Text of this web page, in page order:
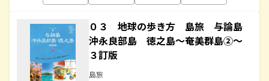
０３ 地球の歩き方 島旅 与論島
沖永良部島 徳之島～奄美群島②～
３訂版
島旅